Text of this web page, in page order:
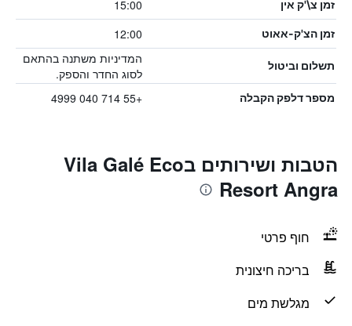
זמן צ\'ק אין 15:00
זמן הצ'ק-אאוט 12:00
תשלום וביטול
המדיניות משתנה בהתאם
לסוג החדר והספק.
מספר דלפק הקבלה +55 714 040 4999
הטבות ושירותים בVila Galé Eco
Resort Angra
חוף פרטי
בריכה חיצונית
מגלשת מים